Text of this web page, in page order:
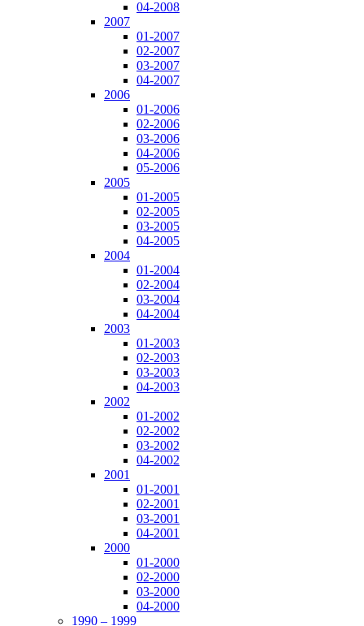
04-2008
2007
01-2007
02-2007
03-2007
04-2007
2006
01-2006
02-2006
03-2006
04-2006
05-2006
2005
01-2005
02-2005
03-2005
04-2005
2004
01-2004
02-2004
03-2004
04-2004
2003
01-2003
02-2003
03-2003
04-2003
2002
01-2002
02-2002
03-2002
04-2002
2001
01-2001
02-2001
03-2001
04-2001
2000
01-2000
02-2000
03-2000
04-2000
1990 – 1999